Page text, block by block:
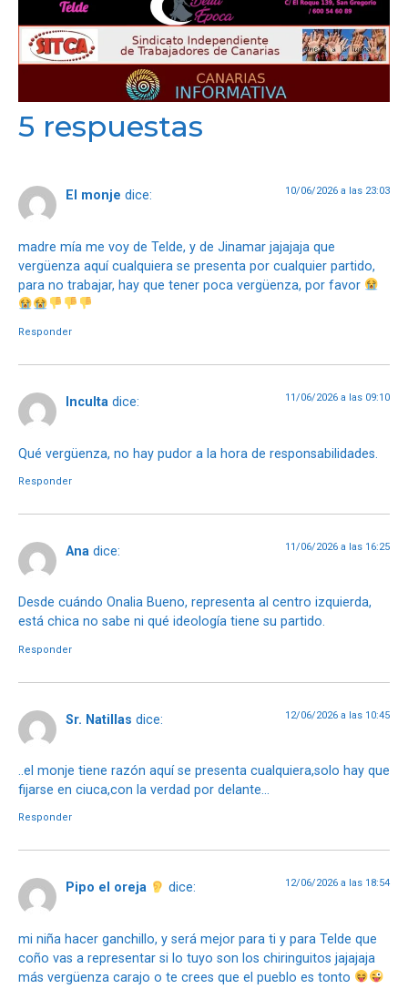
5 respuestas
El monje dice: 10/06/2026 a las 23:03
madre mía me voy de Telde, y de Jinamar jajajaja que
vergüenza aquí cualquiera se presenta por cualquier partido,
para no trabajar, hay que tener poca vergüenza, por favor
Responder
Inculta dice: 11/06/2026 a las 09:10
Qué vergüenza, no hay pudor a la hora de responsabilidades.
Responder
Ana dice: 11/06/2026 a las 16:25
Desde cuándo Onalia Bueno, representa al centro izquierda,
está chica no sabe ni qué ideología tiene su partido.
Responder
Sr. Natillas dice: 12/06/2026 a las 10:45
..el monje tiene razón aquí se presenta cualquiera,solo hay que
fijarse en ciuca,con la verdad por delante…
Responder
Pipo el oreja dice: 12/06/2026 a las 18:54
mi niña hacer ganchillo, y será mejor para ti y para Telde que
coño vas a representar si lo tuyo son los chiringuitos jajajaja
más vergüenza carajo o te crees que el pueblo es tonto